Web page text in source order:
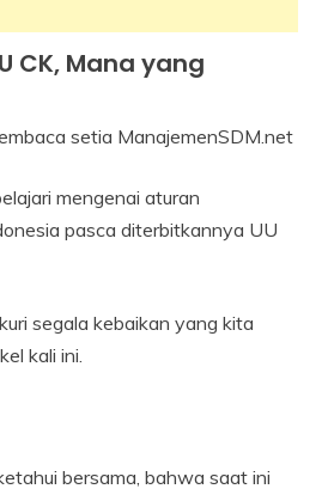
CK, Mana yang
setia ManajemenSDM.net
mengenai aturan
pasca diterbitkannya UU
segala kebaikan yang kita
kali ini.
bersama, bahwa saat ini